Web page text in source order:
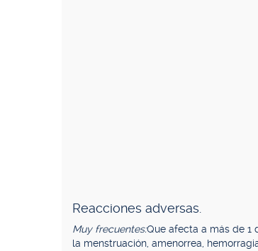
Reacciones adversas.
Muy frecuentes:Que afecta a más de 1
la menstruación, amenorrea,